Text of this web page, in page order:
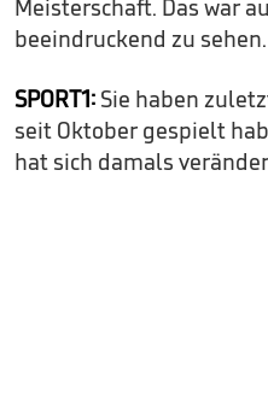
Meisterschaft. Das war
beeindruckend zu sehen.
SPORT1: Sie haben
seit Oktober gespielt
hat sich damals